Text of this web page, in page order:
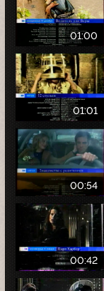
01:00
01:01
00:54
00:42